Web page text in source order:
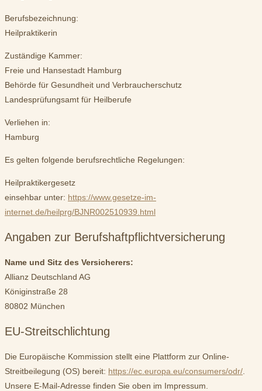
Berufsbezeichnung:
Heilpraktikerin
Zuständige Kammer:
Freie und Hansestadt Hamburg
Behörde für Gesundheit und Verbraucherschutz
Landesprüfungsamt für Heilberufe
Verliehen in:
Hamburg
Es gelten folgende berufsrechtliche Regelungen:
Heilpraktikergesetz
einsehbar unter: https://www.gesetze-im-
internet.de/heilprg/BJNR002510939.html
Angaben zur Berufs­haftpflicht­versicherung
Name und Sitz des Versicherers:
Allianz Deutschland AG
Königinstraße 28
80802 München
EU-Streitschlichtung
Die Europäische Kommission stellt eine Plattform zur Online-
Streitbeilegung (OS) bereit: https://ec.europa.eu/consumers/odr/
Unsere E-Mail-Adresse finden Sie oben im Impressum.